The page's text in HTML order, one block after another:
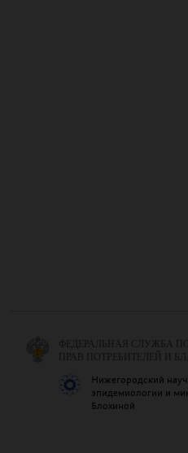
ФЕДЕРАЛЬНАЯ СЛУЖБА
ПРАВ ПОТРЕБИТЕЛЕЙ И
Нижегородский
эпидемиологии и
Блохиной